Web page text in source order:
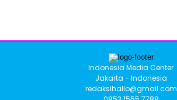
Indonesia Media Center
Jakarta - Indonesia
redaksihallo@gmail.com